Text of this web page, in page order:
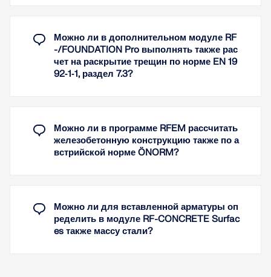
подколонника. Здесь же можно изменить
количество, положение, диаметр и шаг
используемых арматурных стержней. Кроме того,
можно задать форму применяемых связей.
окна отображают результаты каждого
выполненного расчета, включая все
промежуточные значения. Они затем включены в
Узнать больше
Можно ли в дополнительном модуле RF
-/FOUNDATION Pro выполнять также рас
чет на раскрытие трещин по норме EN 19
92‑1‑1, раздел 7.3?
Можно ли в программе RFEM рассчитать
железобетонную конструкцию также по а
встрийской норме ÖNORM?
Можно ли для вставленной арматуры оп
ределить в модуле RF-CONCRETE Surfac
es также массу стали?